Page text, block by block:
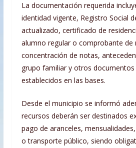
La documentación requerida
identidad vigente, Registro Social
actualizado, certificado de
alumno regular o comprobante de
concentración de notas,
grupo familiar y otros documentos
establecidos en las bases.
Desde el municipio se informó
recursos deberán ser destinados
pago de aranceles,
o transporte público, siendo